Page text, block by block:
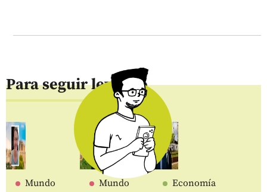
Para seguir leyendo
Mundo Mundo Economía